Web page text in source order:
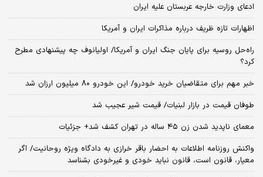
ادعای وزارت خارجه عربستان علیه ایران
اظهارات تازه ظریف درباره مذاکرات ایران و آمریکا
راه‌حل روسیه برای پایان جنگ ایران و آمریکا/ اولیانوف چه پیشنهادی مطرح
کرد؟
خبر مهم برای متقاضیان خرید خودرو/ این خودرو ۸۰ میلیون ارزان شد
طوفان قیمت در بازار لبنیات/ قیمت شیر عجیب شد
معمای ناپدید شدن زن ۴۵ ساله در تهران کشف شد+ جزئیات
واکنش روزنامه اطلاعات به احضار باقر خرازی به دادگاه ویژه روحانیت/ اگر
معیار، قانون است، قانون نباید خودی و غیرخودی بشناسد